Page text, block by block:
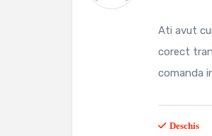
Ati avut
corect
comanda
Deschis